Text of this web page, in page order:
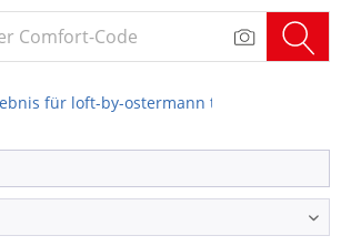
für loft-by-ostermann themenwelten